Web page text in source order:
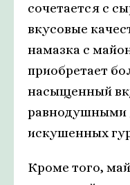
сочетается с
вкусовые
намазка с
приобретает
насыщенный
равнодушными
искушенных
Кроме того,